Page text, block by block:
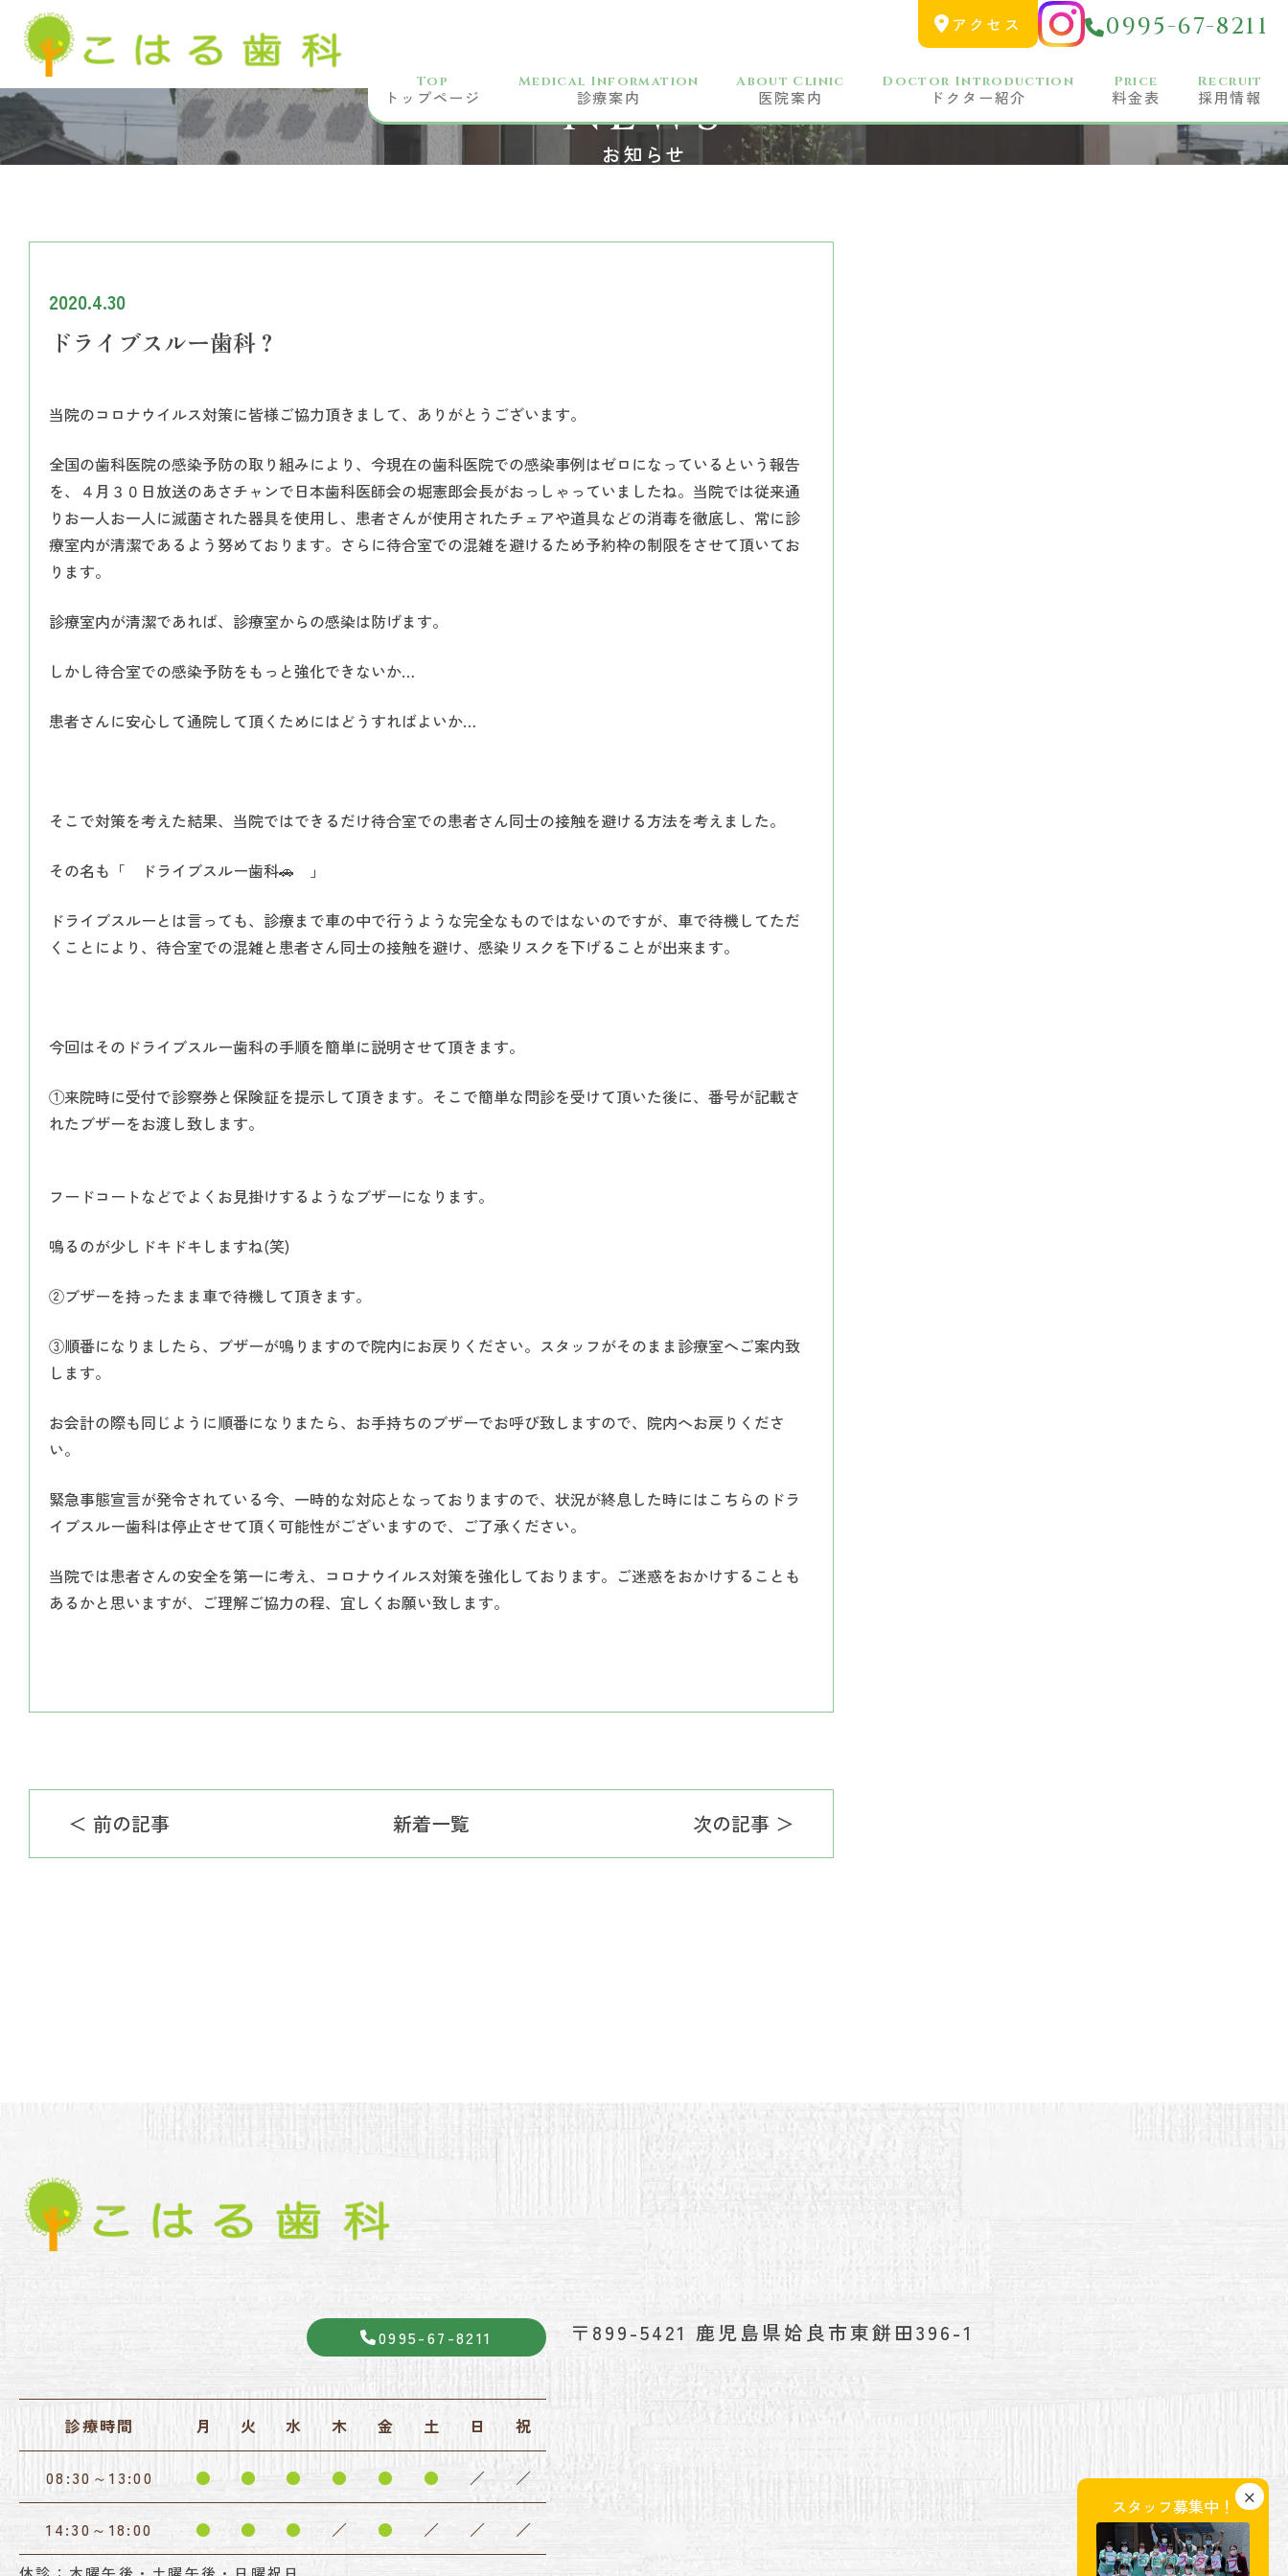
アクセス 0995-67-8211
Top
トップページ
Medical Information
診療案内
訪問歯科
CAD/CAM治療
入れ歯（義歯）
About Clinic
医院案内
Doctor Introduction
ドクター紹介
Price
料金表
Recruit
採用情報
お知らせ
NEWS
2020.4.30
ドライブスルー歯科？
当院のコロナウイルス対策に皆様ご協力頂きまして、ありがとうございます。
全国の歯科医院の感染予防の取り組みにより、今現在の歯科医院での感染事例はゼロになっているという報告
を、４月３０日放送のあさチャンで日本歯科医師会の堀憲郎会長がおっしゃっていましたね。当院では従来通
りお一人お一人に滅菌された器具を使用し、患者さんが使用されたチェアや道具などの消毒を徹底し、常に診
療室内が清潔であるよう努めております。さらに待合室での混雑を避けるため予約枠の制限をさせて頂いてお
ります。
診療室内が清潔であれば、診療室からの感染は防げます。
しかし待合室での感染予防をもっと強化できないか…
患者さんに安心して通院して頂くためにはどうすればよいか…
そこで対策を考えた結果、当院ではできるだけ待合室での患者さん同士の接触を避ける方法を考えました。
その名も「 ドライブスルー歯科🚗 」
ドライブスルーとは言っても、診療まで車の中で行うような完全なものではないのですが、車で待機してただ
くことにより、待合室での混雑と患者さん同士の接触を避け、感染リスクを下げることが出来ます。
今回はそのドライブスルー歯科の手順を簡単に説明させて頂きます。
①来院時に受付で診察券と保険証を提示して頂きます。そこで簡単な問診を受けて頂いた後に、番号が記載さ
れたブザーをお渡し致します。
フードコートなどでよくお見掛けするようなブザーになります。
鳴るのが少しドキドキしますね(笑)
②ブザーを持ったまま車で待機して頂きます。
③順番になりましたら、ブザーが鳴りますので院内にお戻りください。スタッフがそのまま診療室へご案内致
します。
お会計の際も同じように順番になりまたら、お手持ちのブザーでお呼び致しますので、院内へお戻りくださ
い。
緊急事態宣言が発令されている今、一時的な対応となっておりますので、状況が終息した時にはこちらのドラ
イブスルー歯科は停止させて頂く可能性がございますので、ご了承ください。
当院では患者さんの安全を第一に考え、コロナウイルス対策を強化しております。ご迷惑をおかけすることも
あるかと思いますが、ご理解ご協力の程、宜しくお願い致します。
＜ 前の記事 新着一覧 次の記事 ＞
0995-67-8211
診療時間 月 火 水 木 金 土 日 祝
08:30～13:00 ● ● ● ● ● ● ／ ／
14:30～18:00 ● ● ● ／ ● ／ ／ ／
〒899-5421 鹿児島県姶良市東餅田396-1
×
スタッフ募集中！